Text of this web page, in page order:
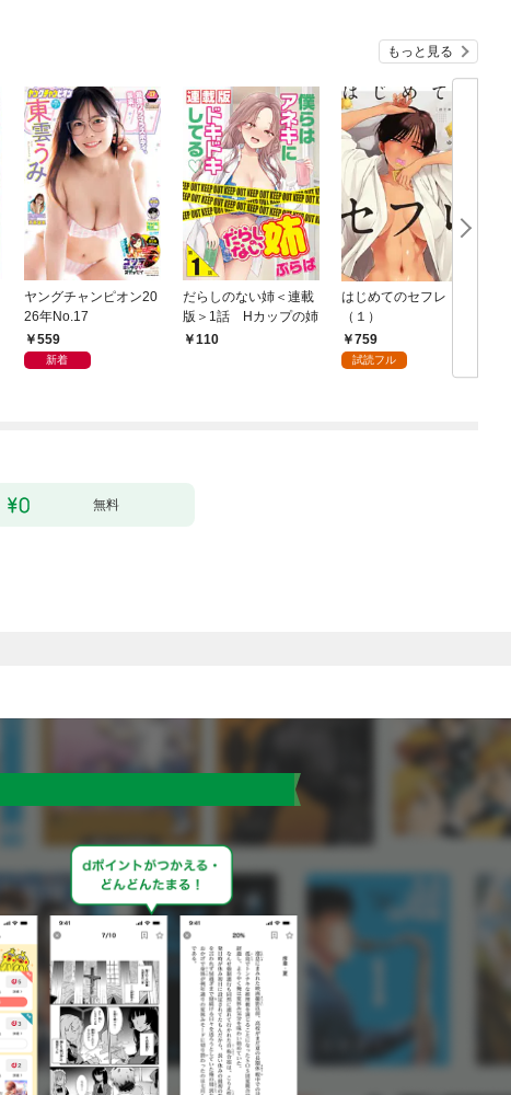
もっと見る
ヤングチャンピオン20
26年No.17
559
新着
だらしのない姉＜連載
版＞1話 Hカップの姉
110
はじめてのセフレ
（１）
759
試読フル
無料